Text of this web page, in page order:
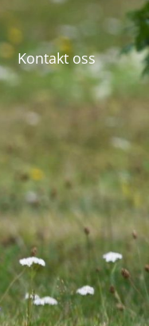
Kontakt oss